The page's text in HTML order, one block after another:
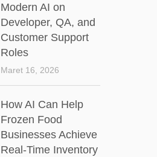
Modern AI on
Developer, QA, and
Customer Support
Roles
Maret 16, 2026
How AI Can Help
Frozen Food
Businesses Achieve
Real-Time Inventory